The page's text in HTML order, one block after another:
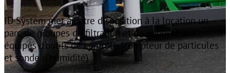
ID System met à votre disposition à la location un
parc de groupes de filtration et de dépollution
équipés d’outils de contrôle (compteur de particules
et sonde d’humidité)